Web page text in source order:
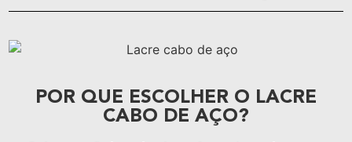
POR QUE ESCOLHER O LACRE
CABO DE AÇO?